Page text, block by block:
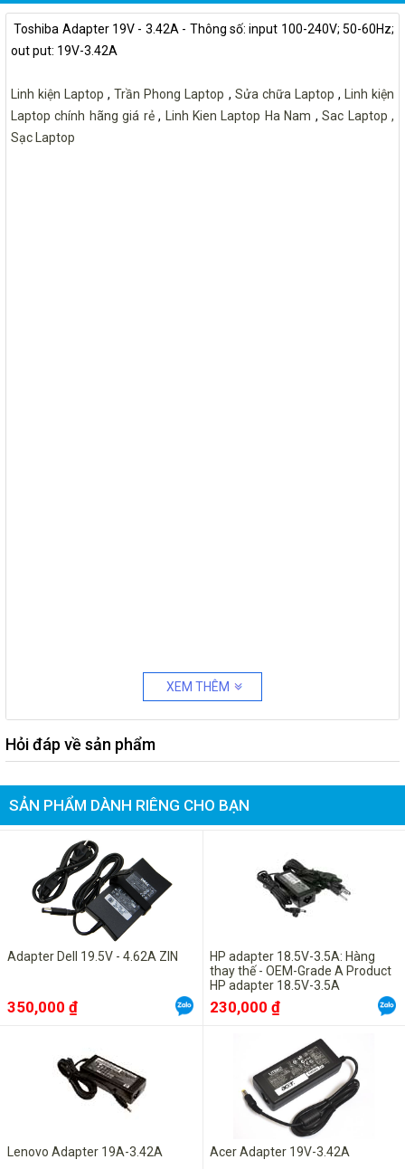
Toshiba Adapter 19V - 3.42A - Thông số: input 100-240V; 50-60Hz;
out put: 19V-3.42A
Linh kiện Laptop ,Trần Phong Laptop , Sửa chữa Laptop ,
Linh kiện
Laptop chính hãng giá rẻ, Linh Kien Laptop Ha Nam ,Sac Laptop ,
Sạc Laptop
XEM THÊM
Hỏi đáp về sản phẩm
SẢN PHẨM DÀNH RIÊNG CHO BẠN
Adapter Dell 19.5V - 4.62A ZIN
350,000 ₫
HP adapter 18.5V-3.5A: Hàng
thay thế - OEM-Grade A Product
HP adapter 18.5V-3.5A
230,000 ₫
Lenovo Adapter 19A-3.42A Acer Adapter 19V-3.42A